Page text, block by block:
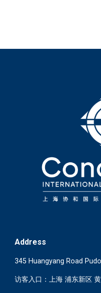
Address
345 Huangyang Road
访客入口：上海 浦东新区